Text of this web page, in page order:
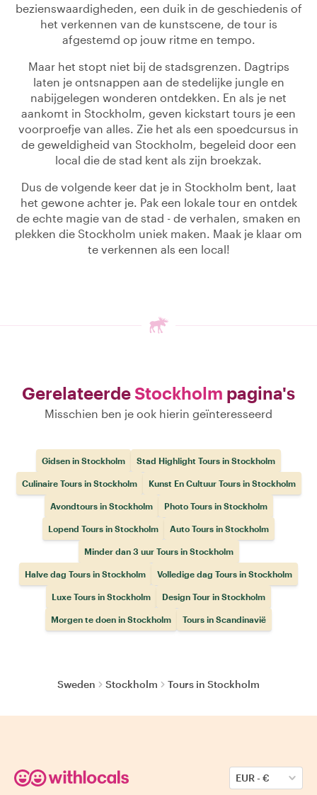
bezienswaardigheden, een duik in de geschiedenis of
het verkennen van de kunstscene, de tour is
afgestemd op jouw ritme en tempo.
Maar het stopt niet bij de stadsgrenzen. Dagtrips
laten je ontsnappen aan de stedelijke jungle en
nabijgelegen wonderen ontdekken. En als je net
aankomt in Stockholm, geven kickstart tours je een
voorproefje van alles. Zie het als een spoedcursus in
de geweldigheid van Stockholm, begeleid door een
local die de stad kent als zijn broekzak.
Dus de volgende keer dat je in Stockholm bent, laat
het gewone achter je. Pak een lokale tour en ontdek
de echte magie van de stad - de verhalen, smaken en
plekken die Stockholm uniek maken. Maak je klaar om
te verkennen als een local!
GerelateerdeStockholm pagina's
Misschien ben je ook hierin geïnteresseerd
Gidsen in Stockholm Stad Highlight Tours in Stockholm
Culinaire Tours in Stockholm Kunst En Cultuur Tours in Stockholm
Avondtours in Stockholm Photo Tours in Stockholm
Lopend Tours in Stockholm Auto Tours in Stockholm
Minder dan 3 uur Tours in Stockholm
Halve dag Tours in Stockholm Volledige dag Tours in Stockholm
Luxe Tours in Stockholm Design Tour in Stockholm
Morgen te doen in Stockholm Tours in Scandinavië
Sweden Stockholm Tours in Stockholm
EUR-€